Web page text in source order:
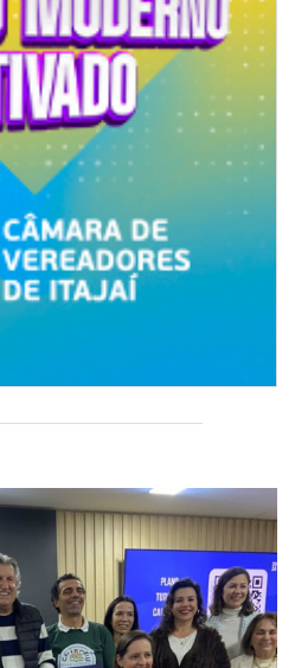
ao Piano” neste sábado